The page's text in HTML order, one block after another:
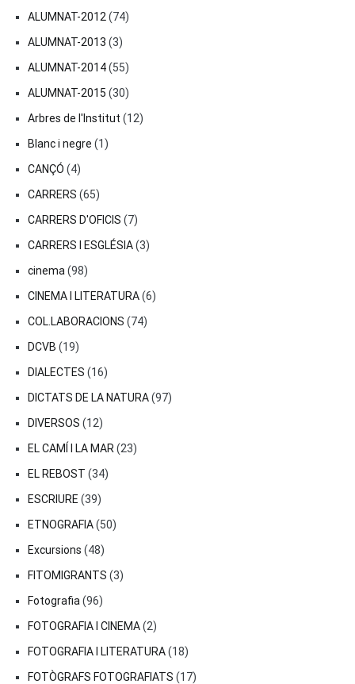
ALUMNAT-2012 (74)
ALUMNAT-2013 (3)
ALUMNAT-2014(55)
ALUMNAT-2015 (30)
Arbres de l'Institut (12)
Blanc i negre (1)
CANÇÓ (4)
CARRERS (65)
CARRERS D'OFICIS (7)
CARRERS I ESGLÉSIA(3)
cinema (98)
CINEMA I LITERATURA(6)
COL.LABORACIONS (74)
DCVB (19)
DIALECTES (16)
DICTATS DE LA NATURA(97)
DIVERSOS (12)
EL CAMÍ I LA MAR (23)
EL REBOST (34)
ESCRIURE (39)
ETNOGRAFIA(50)
Excursions (48)
FITOMIGRANTS (3)
Fotografia (96)
FOTOGRAFIA I CINEMA(2)
FOTOGRAFIA I LITERATURA(18)
FOTÒGRAFS FOTOGRAFIATS (17)